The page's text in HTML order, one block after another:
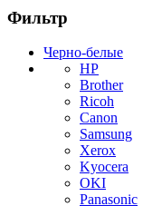
Фильтр
Черно-белые
HP
Brother
Ricoh
Canon
Samsung
Xerox
Kyocera
OKI
Panasonic